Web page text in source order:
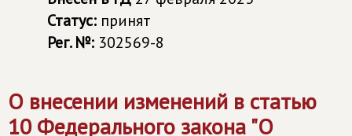
Статус: принят
Рег. №: 302569-8
О внесении изменений в статью
10 Федерального закона "О